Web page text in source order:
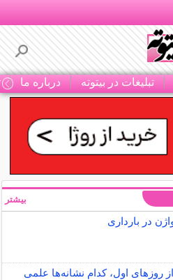
تبلیغات در بیتوته درباره ما
در بارداری
از روزهای اول، کدام نشانه‌ها علمی
بیشتر